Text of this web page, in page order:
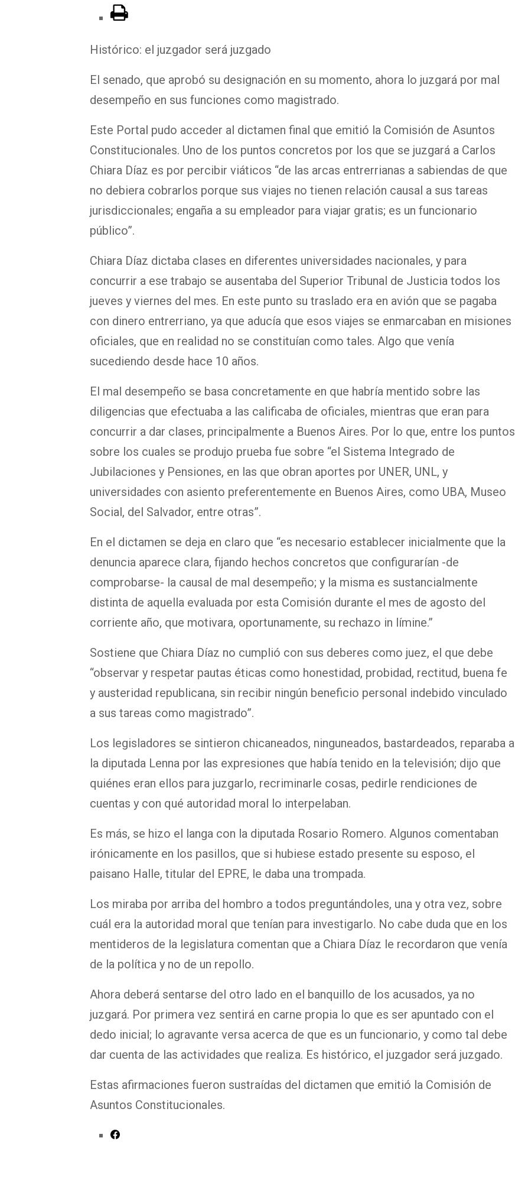
Histórico: el juzgador será juzgado
El senado, que aprobó su designación en su momento, ahora lo juzgará por mal
desempeño en sus funciones como magistrado.
Este Portal pudo acceder al dictamen final que emitió la Comisión de Asuntos
Constitucionales. Uno de los puntos concretos por los que se juzgará a Carlos
Chiara Díaz es por percibir viáticos “de las arcas entrerrianas a sabiendas de que
no debiera cobrarlos porque sus viajes no tienen relación causal a sus tareas
jurisdiccionales; engaña a su empleador para viajar gratis; es un funcionario
público”.
Chiara Díaz dictaba clases en diferentes universidades nacionales, y para
concurrir a ese trabajo se ausentaba del Superior Tribunal de Justicia todos los
jueves y viernes del mes. En este punto su traslado era en avión que se pagaba
con dinero entrerriano, ya que aducía que esos viajes se enmarcaban en misiones
oficiales, que en realidad no se constituían como tales. Algo que venía
sucediendo desde hace 10 años.
El mal desempeño se basa concretamente en que habría mentido sobre las
diligencias que efectuaba a las calificaba de oficiales, mientras que eran para
concurrir a dar clases, principalmente a Buenos Aires. Por lo que, entre los puntos
sobre los cuales se produjo prueba fue sobre “el Sistema Integrado de
Jubilaciones y Pensiones, en las que obran aportes por UNER, UNL, y
universidades con asiento preferentemente en Buenos Aires, como UBA, Museo
Social, del Salvador, entre otras”.
En el dictamen se deja en claro que “es necesario establecer inicialmente que la
denuncia aparece clara, fijando hechos concretos que configurarían -de
comprobarse- la causal de mal desempeño; y la misma es sustancialmente
distinta de aquella evaluada por esta Comisión durante el mes de agosto del
corriente año, que motivara, oportunamente, su rechazo in límine.”
Sostiene que Chiara Díaz no cumplió con sus deberes como juez, el que debe
“observar y respetar pautas éticas como honestidad, probidad, rectitud, buena fe
y austeridad republicana, sin recibir ningún beneficio personal indebido vinculado
a sus tareas como magistrado”.
Los legisladores se sintieron chicaneados, ninguneados, bastardeados, reparaba a
la diputada Lenna por las expresiones que había tenido en la televisión; dijo que
quiénes eran ellos para juzgarlo, recriminarle cosas, pedirle rendiciones de
cuentas y con qué autoridad moral lo interpelaban.
Es más, se hizo el langa con la diputada Rosario Romero. Algunos comentaban
irónicamente en los pasillos, que si hubiese estado presente su esposo, el
paisano Halle, titular del EPRE, le daba una trompada.
Los miraba por arriba del hombro a todos preguntándoles, una y otra vez, sobre
cuál era la autoridad moral que tenían para investigarlo. No cabe duda que en los
mentideros de la legislatura comentan que a Chiara Díaz le recordaron que venía
de la política y no de un repollo.
Ahora deberá sentarse del otro lado en el banquillo de los acusados, ya no
juzgará. Por primera vez sentirá en carne propia lo que es ser apuntado con el
dedo inicial; lo agravante versa acerca de que es un funcionario, y como tal debe
dar cuenta de las actividades que realiza. Es histórico, el juzgador será juzgado.
Estas afirmaciones fueron sustraídas del dictamen que emitió la Comisión de
Asuntos Constitucionales.